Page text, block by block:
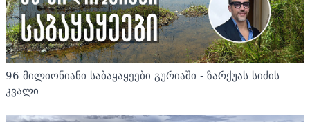
96 მილიონიანი საბაყაყეები გურიაში - ზარქუას სიძის
კვალი